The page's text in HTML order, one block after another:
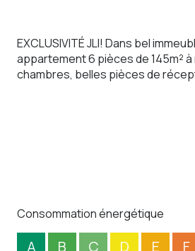
EXCLUSIVITÉ JLI! Dans bel
appartement 6 pièces de 145m²
chambres, belles pièces de
Consommation énergétique
A B C D E F